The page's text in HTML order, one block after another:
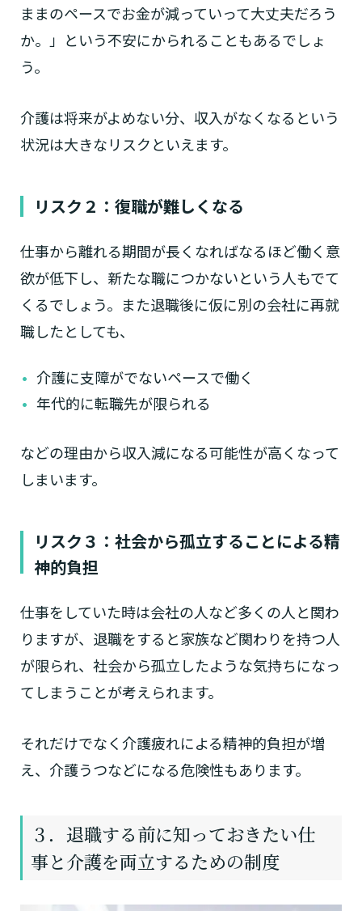
ままのペースでお金が減っていって大丈夫だろう
か。」という不安にかられることもあるでしょ
う。
介護は将来がよめない分、収入がなくなるという
状況は大きなリスクといえます。
リスク２：復職が難しくなる
仕事から離れる期間が長くなればなるほど働く意
欲が低下し、新たな職につかないという人もでて
くるでしょう。また退職後に仮に別の会社に再就
職したとしても、
介護に支障がでないペースで働く
年代的に転職先が限られる
などの理由から収入減になる可能性が高くなって
しまいます。
リスク３：社会から孤立することによる精
神的負担
仕事をしていた時は会社の人など多くの人と関わ
りますが、退職をすると家族など関わりを持つ人
が限られ、社会から孤立したような気持ちになっ
てしまうことが考えられます。
それだけでなく介護疲れによる精神的負担が増
え、介護うつなどになる危険性もあります。
３．退職する前に知っておきたい仕
事と介護を両立するための制度
なたに適しているのか簡単にチェックしてみま
しょう! 最大4つの質問に答えていただくだけ
で、おすすめの介護保険サービスを紹介しま
診断スタート
はい
と判定された
自宅で生活しながら
施設へ移り住みたい
必要
来てもらいたい
はい
一時的に宿泊したい
要支援１～２
要介護１～２